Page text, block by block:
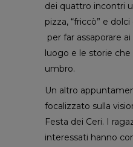
dei quattro incontri
pizza, “friccò” e
per far assaporare
luogo e le storie
umbro.
Un altro
focalizzato sulla
Festa dei Ceri. I
interessati hanno